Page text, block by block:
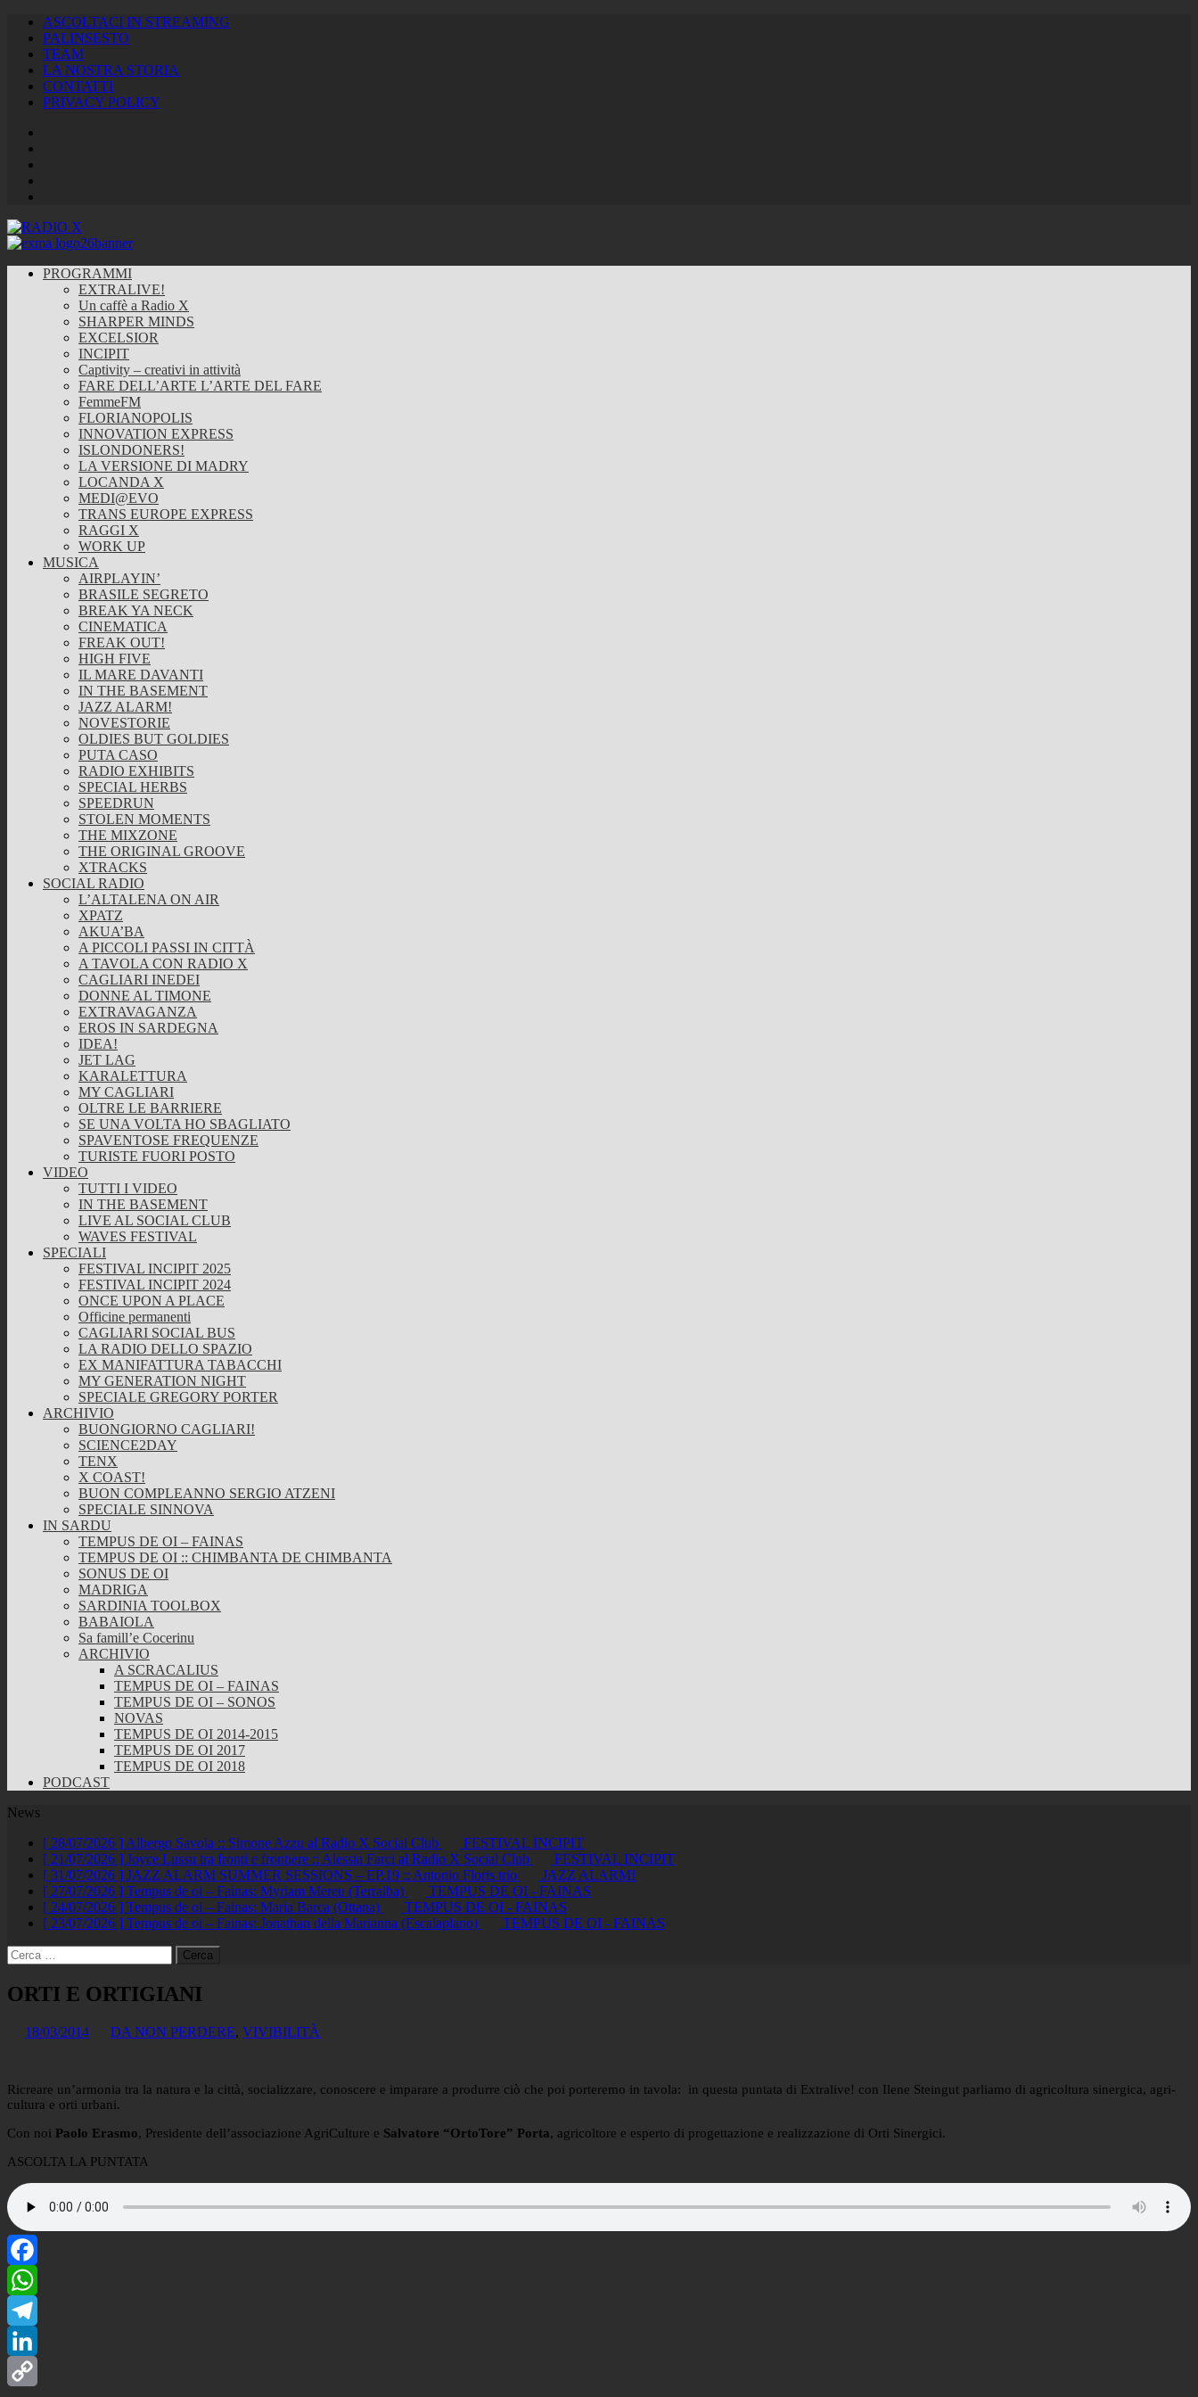
ASCOLTACI IN STREAMING
PALINSESTO
TEAM
LA NOSTRA STORIA
CONTATTI
PRIVACY POLICY
PROGRAMMI
EXTRALIVE!
Un caffè a Radio X
SHARPER MINDS
EXCELSIOR
INCIPIT
Captivity – creativi in attività
FARE DELL’ARTE L’ARTE DEL FARE
FemmeFM
FLORIANOPOLIS
INNOVATION EXPRESS
ISLONDONERS!
LA VERSIONE DI MADRY
LOCANDA X
MEDI@EVO
TRANS EUROPE EXPRESS
RAGGI X
WORK UP
MUSICA
AIRPLAYIN’
BRASILE SEGRETO
BREAK YA NECK
CINEMATICA
FREAK OUT!
HIGH FIVE
IL MARE DAVANTI
IN THE BASEMENT
JAZZ ALARM!
NOVESTORIE
OLDIES BUT GOLDIES
PUTA CASO
RADIO EXHIBITS
SPECIAL HERBS
SPEEDRUN
STOLEN MOMENTS
THE MIXZONE
THE ORIGINAL GROOVE
XTRACKS
SOCIAL RADIO
L’ALTALENA ON AIR
XPATZ
AKUA’BA
A PICCOLI PASSI IN CITTÀ
A TAVOLA CON RADIO X
CAGLIARI INEDEI
DONNE AL TIMONE
EXTRAVAGANZA
EROS IN SARDEGNA
IDEA!
JET LAG
KARALETTURA
MY CAGLIARI
OLTRE LE BARRIERE
SE UNA VOLTA HO SBAGLIATO
SPAVENTOSE FREQUENZE
TURISTE FUORI POSTO
VIDEO
TUTTI I VIDEO
IN THE BASEMENT
LIVE AL SOCIAL CLUB
WAVES FESTIVAL
SPECIALI
FESTIVAL INCIPIT 2025
FESTIVAL INCIPIT 2024
ONCE UPON A PLACE
Officine permanenti
CAGLIARI SOCIAL BUS
LA RADIO DELLO SPAZIO
EX MANIFATTURA TABACCHI
MY GENERATION NIGHT
SPECIALE GREGORY PORTER
ARCHIVIO
BUONGIORNO CAGLIARI!
SCIENCE2DAY
TENX
X COAST!
BUON COMPLEANNO SERGIO ATZENI
SPECIALE SINNOVA
IN SARDU
TEMPUS DE OI – FAINAS
TEMPUS DE OI :: CHIMBANTA DE CHIMBANTA
SONUS DE OI
MADRIGA
SARDINIA TOOLBOX
BABAIOLA
Sa famill’e Cocerinu
ARCHIVIO
A SCRACALIUS
TEMPUS DE OI – FAINAS
TEMPUS DE OI – SONOS
NOVAS
TEMPUS DE OI 2014-2015
TEMPUS DE OI 2017
TEMPUS DE OI 2018
PODCAST
News
[ 28/07/2026 ] Albergo Savoia :: Simone Azzu al Radio X Social Club
FESTIVAL INCIPIT
[ 21/07/2026 ] Joyce Lussu tra fronti e frontiere :: Alessia Farci al Radio X Social Club
FESTIVAL INCIPIT
[ 31/07/2026 ] JAZZ ALARM SUMMER SESSIONS – EP.19 :: Antonio Floris trio
JAZZ ALARM!
[ 27/07/2026 ] Tempus de oi – Fainas: Myriam Mereu (Terralba)
TEMPUS DE OI - FAINAS
[ 24/07/2026 ] Tempus de oi – Fainas: Maria Barca (Ottana)
TEMPUS DE OI - FAINAS
[ 23/07/2026 ] Tempus de oi – Fainas: Jonathan della Marianna (Escalaplano)
TEMPUS DE OI - FAINAS
Ricerca
per:
ORTI E ORTIGIANI
18/03/2014 DA NON PERDERE, VIVIBILITÀ
Ricreare un’armonia tra la natura e la città, socializzare, conoscere e imparare a produrre ciò che poi porteremo in tavola: in questa puntata di Extralive! con Ilene Steingut parliamo di agricoltura sinergica, agri-
cultura e orti urbani.
Con noi Paolo Erasmo, Presidente dell’associazione AgriCulture e Salvatore “OrtoTore” Porta, agricoltore e esperto di progettazione e realizzazione di Orti Sinergici.
ASCOLTA LA PUNTATA
Facebook
WhatsApp
Telegram
LinkedIn